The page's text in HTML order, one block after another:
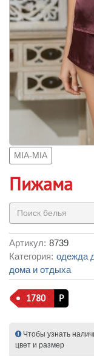
MIA-MIA
Пижама
Артикул: 8739
Категория: одежда
дома и отдыха
1780 Р
Чтобы узнать
цвет и размер